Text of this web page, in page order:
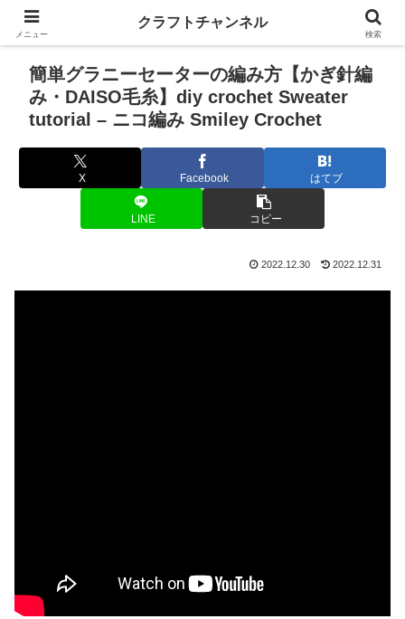
簡単グラニーセーターの編み方【かぎ針編
み・DAISO毛糸】diy crochet Sweater
tutorial – ニコ編み Smiley Crochet
X Facebook はてブ
LINE コピー
2022.12.30 2022.12.31
メニュー
クラフトチャンネル
検索